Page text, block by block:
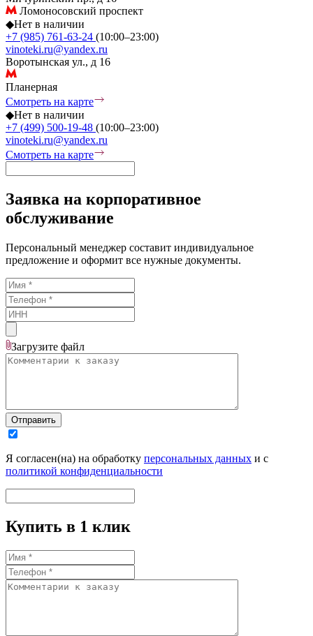
Ломоносовский проспект
◆Нет в наличии
+7 (985) 761-63-24 (10:00–23:00)
vinoteki.ru@yandex.ru
Воротынская ул., д 16
Планерная
Смотреть на карте
◆Нет в наличии
+7 (499) 500-19-48 (10:00–23:00)
vinoteki.ru@yandex.ru
Смотреть на карте
Заявка на корпоративное
обслуживание
Персональный менеджер составит индивидуальное
предложение и оформит все нужные документы.
Загрузите файл
Отправить
Я согласен(на) на обработку персональных данных и с
политикой конфиденциальности
Купить в 1 клик